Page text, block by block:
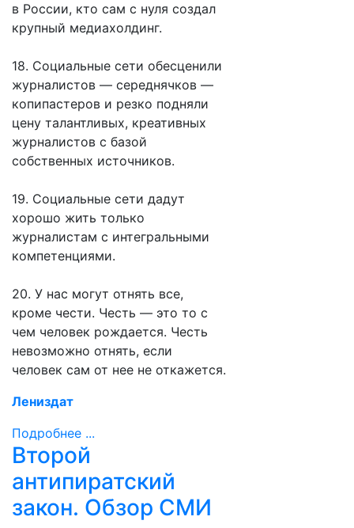
в России, кто сам с нуля создал
крупный медиахолдинг.
18. Социальные сети обесценили
журналистов — середнячков —
копипастеров и резко подняли
цену талантливых, креативных
журналистов с базой
собственных источников.
19. Социальные сети дадут
хорошо жить только
журналистам с интегральными
компетенциями.
20. У нас могут отнять все,
кроме чести. Честь — это то с
чем человек рождается. Честь
невозможно отнять, если
человек сам от нее не откажется.
Лениздат
Подробнее ...
Второй
антипиратский
закон. Обзор СМИ